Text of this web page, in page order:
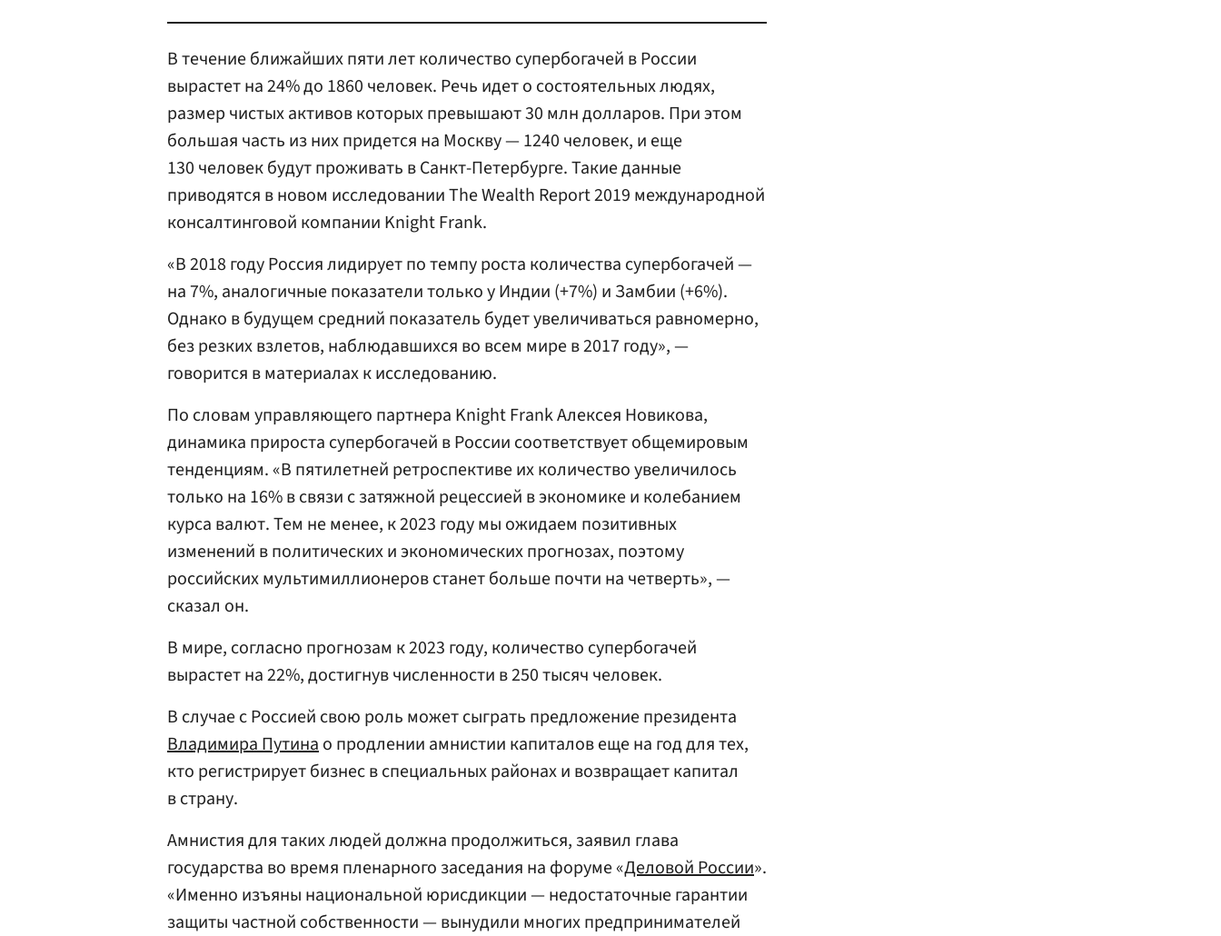
В течение ближайших пяти лет количество супербогачей в России
вырастет на 24% до 1860 человек. Речь идет о состоятельных людях,
размер чистых активов которых превышают 30 млн долларов. При этом
большая часть из них придется на Москву — 1240 человек, и еще
130 человек будут проживать в Санкт-Петербурге. Такие данные
приводятся в новом исследовании The Wealth Report 2019 международной
консалтинговой компании Knight Frank.
«В 2018 году Россия лидирует по темпу роста количества супербогачей —
на 7%, аналогичные показатели только у Индии (+7%) и Замбии (+6%).
Однако в будущем средний показатель будет увеличиваться равномерно,
без резких взлетов, наблюдавшихся во всем мире в 2017 году», —
говорится в материалах к исследованию.
По словам управляющего партнера Knight Frank Алексея Новикова,
динамика прироста супербогачей в России соответствует общемировым
тенденциям. «В пятилетней ретроспективе их количество увеличилось
только на 16% в связи с затяжной рецессией в экономике и колебанием
курса валют. Тем не менее, к 2023 году мы ожидаем позитивных
изменений в политических и экономических прогнозах, поэтому
российских мультимиллионеров станет больше почти на четверть», —
сказал он.
В мире, согласно прогнозам к 2023 году, количество супербогачей
вырастет на 22%, достигнув численности в 250 тысяч человек.
В случае с Россией свою роль может сыграть предложение президента
Владимира Путинао продлении амнистии капиталов еще на год для тех,
кто регистрирует бизнес в специальных районах и возвращает капитал
в страну.
Амнистия для таких людей должна продолжиться, заявил глава
государства во время пленарного заседания на форуме «Деловой России».
«Именно изъяны национальной юрисдикции — недостаточные гарантии
защиты частной собственности — вынудили многих предпринимателей